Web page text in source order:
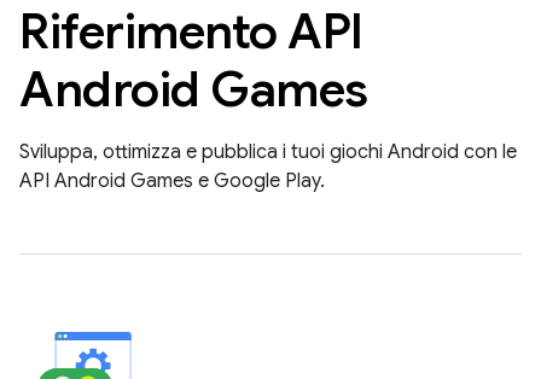
Riferimento API
Android Games
Sviluppa, ottimizza e pubblica i tuoi giochi Android con le
API Android Games e Google Play.